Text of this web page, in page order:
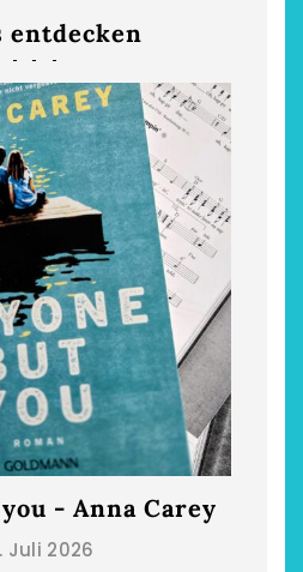
entdecken
- Anna Carey
Juli 2026